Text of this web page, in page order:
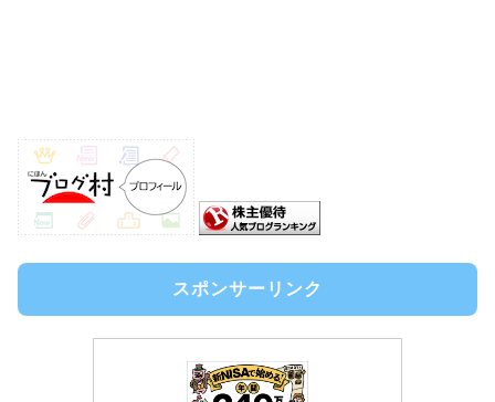
スポンサーリンク